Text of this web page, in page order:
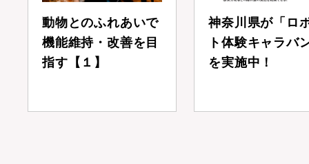
動物とのふれあいで
機能維持・改善を目
指す【１】
神奈川県が「ロ
ト体験キャラバ
を実施中！